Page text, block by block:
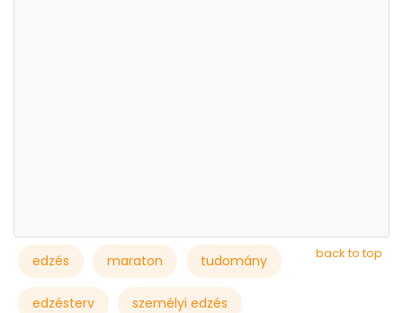
back to top
edzés maraton tudomány
edzésterv személyi edzés